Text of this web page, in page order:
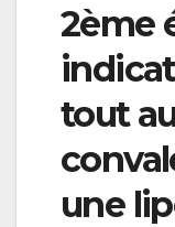
2ème
tout
une